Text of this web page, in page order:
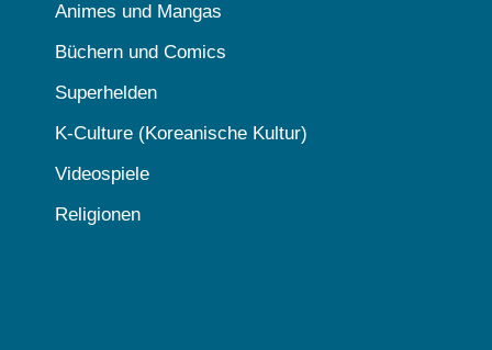
Animes und Mangas
Büchern und Comics
Superhelden
K-Culture (Koreanische Kultur)
Videospiele
Religionen